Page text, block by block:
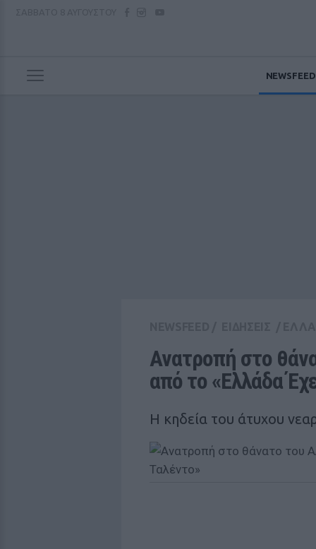
NEWSFEED
Ανατροπή στο
από το «Ελλάδα
Η κηδεία του άτυχου